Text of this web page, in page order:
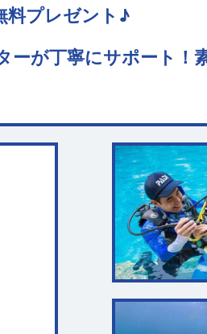
料プレゼント♪
が丁寧にサポート！